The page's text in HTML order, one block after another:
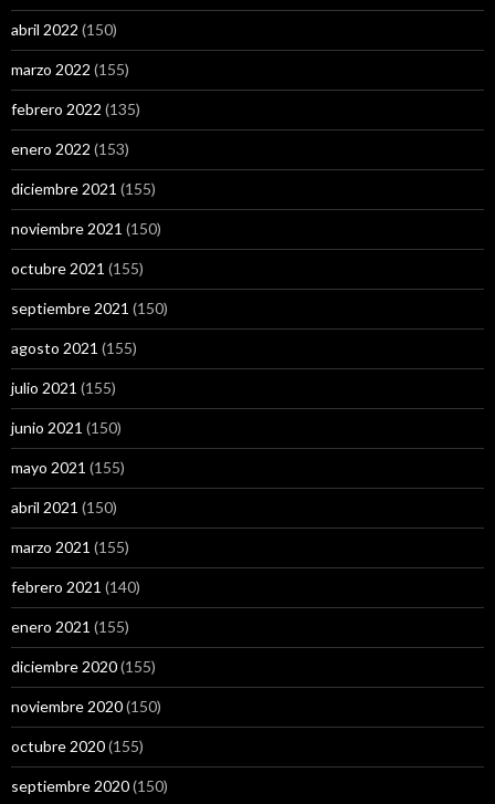
abril 2022 (150)
marzo 2022 (155)
febrero 2022 (135)
enero 2022 (153)
diciembre 2021 (155)
noviembre 2021 (150)
octubre 2021 (155)
septiembre 2021 (150)
agosto 2021 (155)
julio 2021 (155)
junio 2021 (150)
mayo 2021 (155)
abril 2021 (150)
marzo 2021 (155)
febrero 2021 (140)
enero 2021 (155)
diciembre 2020(155)
noviembre 2020(150)
octubre 2020(155)
septiembre 2020(150)